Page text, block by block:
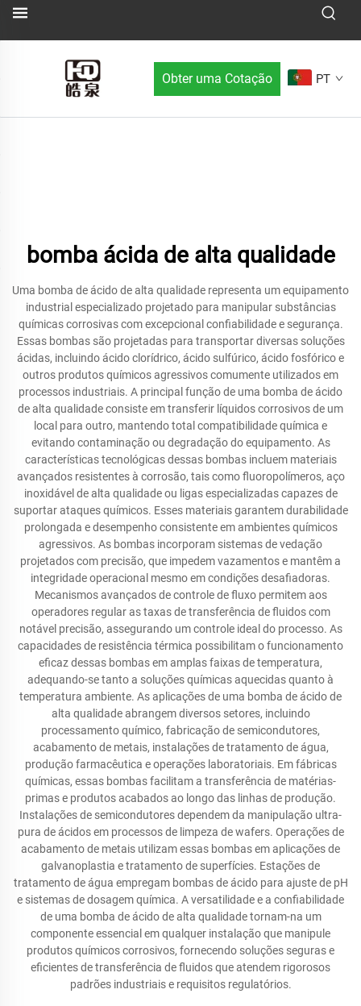
Obter uma Cotação PT
bomba ácida de alta qualidade
Uma bomba de ácido de alta qualidade representa um equipamento
industrial especializado projetado para manipular substâncias
químicas corrosivas com excepcional confiabilidade e segurança.
Essas bombas são projetadas para transportar diversas soluções
ácidas, incluindo ácido clorídrico, ácido sulfúrico, ácido fosfórico e
outros produtos químicos agressivos comumente utilizados em
processos industriais. A principal função de uma bomba de ácido
de alta qualidade consiste em transferir líquidos corrosivos de um
local para outro, mantendo total compatibilidade química e
evitando contaminação ou degradação do equipamento. As
características tecnológicas dessas bombas incluem materiais
avançados resistentes à corrosão, tais como fluoropolímeros, aço
inoxidável de alta qualidade ou ligas especializadas capazes de
suportar ataques químicos. Esses materiais garantem durabilidade
prolongada e desempenho consistente em ambientes químicos
agressivos. As bombas incorporam sistemas de vedação
projetados com precisão, que impedem vazamentos e mantêm a
integridade operacional mesmo em condições desafiadoras.
Mecanismos avançados de controle de fluxo permitem aos
operadores regular as taxas de transferência de fluidos com
notável precisão, assegurando um controle ideal do processo. As
capacidades de resistência térmica possibilitam o funcionamento
eficaz dessas bombas em amplas faixas de temperatura,
adequando-se tanto a soluções químicas aquecidas quanto à
temperatura ambiente. As aplicações de uma bomba de ácido de
alta qualidade abrangem diversos setores, incluindo
processamento químico, fabricação de semicondutores,
acabamento de metais, instalações de tratamento de água,
produção farmacêutica e operações laboratoriais. Em fábricas
químicas, essas bombas facilitam a transferência de matérias-
primas e produtos acabados ao longo das linhas de produção.
Instalações de semicondutores dependem da manipulação ultra-
pura de ácidos em processos de limpeza de wafers. Operações de
acabamento de metais utilizam essas bombas em aplicações de
galvanoplastia e tratamento de superfícies. Estações de
tratamento de água empregam bombas de ácido para ajuste de pH
e sistemas de dosagem química. A versatilidade e a confiabilidade
de uma bomba de ácido de alta qualidade tornam-na um
componente essencial em qualquer instalação que manipule
produtos químicos corrosivos, fornecendo soluções seguras e
eficientes de transferência de fluidos que atendem rigorosos
padrões industriais e requisitos regulatórios.